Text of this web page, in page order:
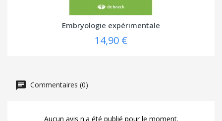
Embryologie expérimentale
14,90 €
Commentaires (0)
Aucun avis n'a été publié pour le moment.